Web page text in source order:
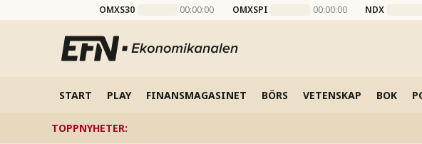
OMXS30 00:00:00 OMXSPI 00:00:00 NDX
START PLAY FINANSMAGASINET BÖRS VETENSKAP BOK
TOPPNYHETER: